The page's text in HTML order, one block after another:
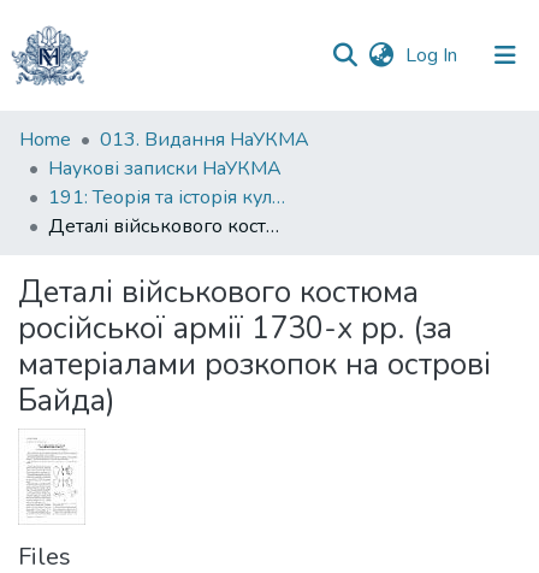
Log In (current)
Communities
&
Collections
All of DSpace
Statistics
Home
013. Видання НаУКМА
Наукові записки НаУКМА
191: Теорія та історія культури
Деталі військового костюма російської армії 1730-х рр. (за матеріалами розкопок на острові Байда)
Деталі військового костюма
російської армії 1730-х рр. (за
матеріалами розкопок на острові
Байда)
Files